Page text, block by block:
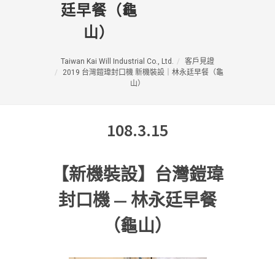
廷早餐（龜
山）
Taiwan Kai Will Industrial Co., Ltd.
客戶見證
2019 台灣鎧瑋封口機 新機裝設｜林永廷早餐（龜
山）
108.3.15
【新機裝設】台灣鎧瑋
封口機 — 林永廷早餐
（龜山）